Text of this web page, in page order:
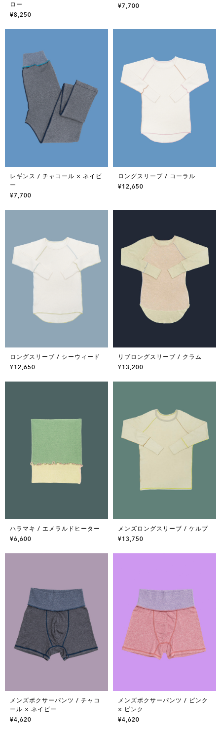
ロー
¥8,250
¥7,700
レギンス / チャコール × ネイビ
ー
¥7,700
ロングスリーブ / コーラル
¥12,650
ロングスリーブ / シーウィード
¥12,650
リブロングスリーブ / クラム
¥13,200
ハラマキ / エメラルドヒーター
¥6,600
メンズロングスリーブ / ケルプ
¥13,750
メンズボクサーパンツ / チャコ
ール × ネイビー
¥4,620
メンズボクサーパンツ / ピンク
× ピンク
¥4,620